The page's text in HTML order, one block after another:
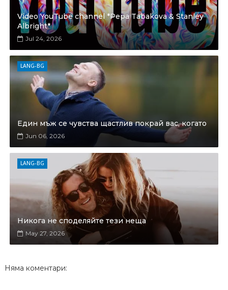
Video YouTube channel *Pepa Tabakova & Stanley
Albright*
Jul 24, 2026
LANG-BG
Един мъж се чувства щастлив покрай вас, когато
Jun 06, 2026
LANG-BG
Никога не споделяйте тези неща
May 27, 2026
Няма коментари: